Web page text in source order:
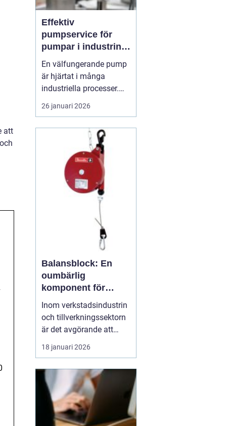
att
Effektiv
pumpservice för
pumpar i industrin –
så säkrar du driften
En välfungerande pump
är hjärtat i många
industriella processer.
När flödet stannar,
stannar ofta hela
pumpservice– pumpar
26 januari 2026
Balansblock: En
oumbärlig
komponent för
ergonomiska
arbetsmiljöer
Inom verkstadsindustrin
och tillverkningssektorn
är det avgörande att
upprätthålla en säker
och effektiv arbetsmiljö.
arbetsmiljö innefattar
användningen av
hjälpmedel som främjar
erg...
18 januari 2026